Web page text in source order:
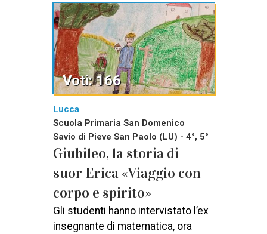
Lucca
Scuola Primaria San Domenico
Savio di Pieve San Paolo (LU) - 4°, 5°
Giubileo, la storia di
suor Erica «Viaggio con
corpo e spirito»
Gli studenti hanno intervistato l’ex
insegnante di matematica, ora
Voti: 166